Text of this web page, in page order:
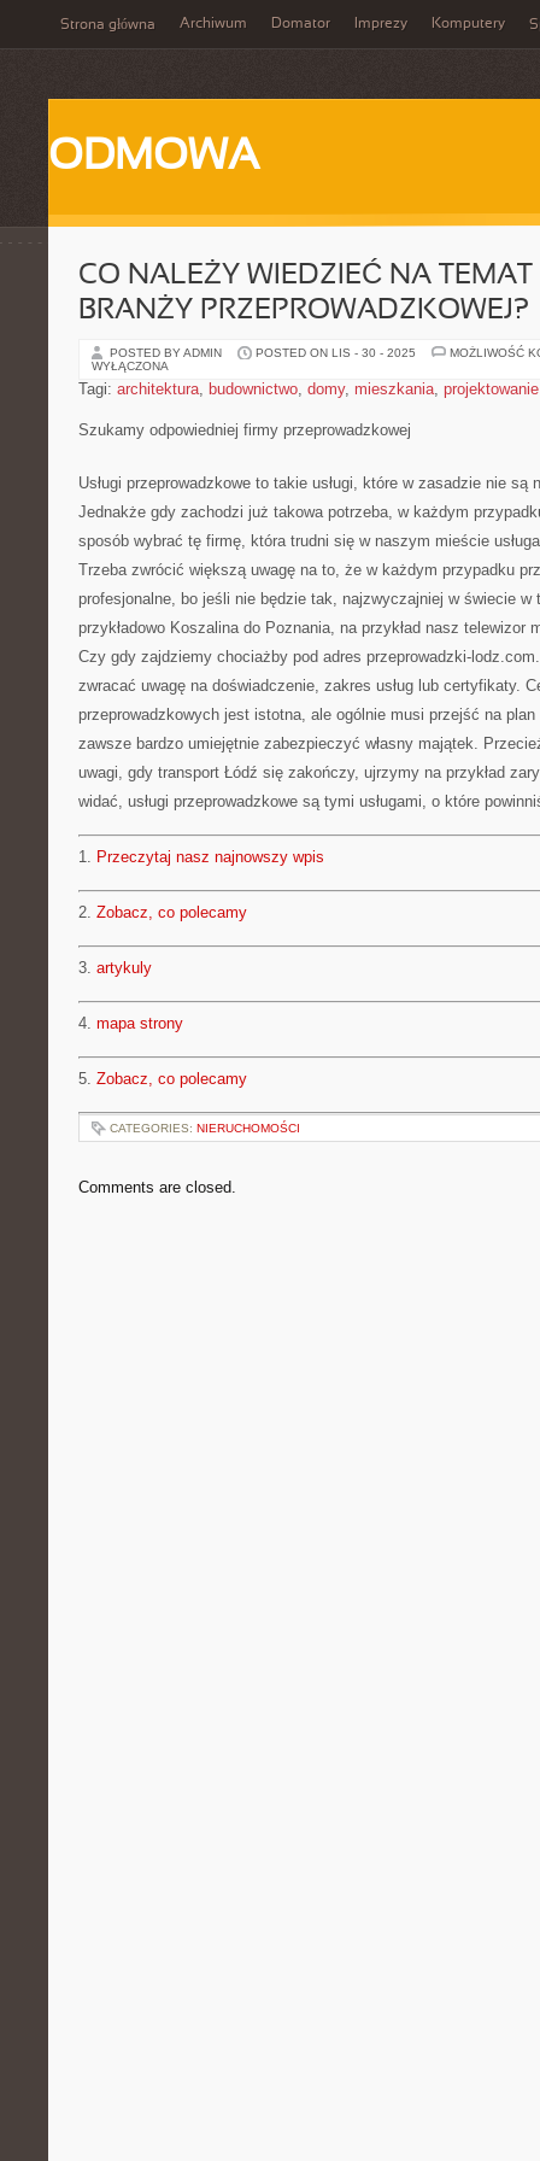
Strona główna Archiwum Domator Imprezy Komputery
ODMOWA
CO NALEŻY WIEDZIEĆ NA TEMAT
BRANŻY PRZEPROWADZKOWEJ?
POSTED BY ADMIN POSTED ON LIS - 30 - 2025
MOŻLIWOŚĆ
WYŁĄCZONA
Tagi: architektura, budownictwo, domy, mieszkania, projektowanie
Szukamy odpowiedniej firmy przeprowadzkowej
Usługi przeprowadzkowe to takie usługi, które w zasadzie nie
Jednakże gdy zachodzi już takowa potrzeba, w każdym
sposób wybrać tę firmę, która trudni się w naszym mieście
Trzeba zwrócić większą uwagę na to, że w każdym przypadku
profesjonalne, bo jeśli nie będzie tak, najzwyczajniej w świecie w
przykładowo Koszalina do Poznania, na przykład nasz telewizor
Czy gdy zajdziemy chociażby pod adres przeprowadzki-
zwracać uwagę na doświadczenie, zakres usług lub certyfikaty.
przeprowadzkowych jest istotna, ale ogólnie musi przejść na
zawsze bardzo umiejętnie zabezpieczyć własny majątek.
uwagi, gdy transport Łódź się zakończy, ujrzymy na przykład
widać, usługi przeprowadzkowe są tymi usługami, o które
1. Przeczytaj nasz najnowszy wpis
2. Zobacz, co polecamy
3. artykuly
4. mapa strony
5. Zobacz, co polecamy
CATEGORIES: NIERUCHOMOŚCI
Comments are closed.